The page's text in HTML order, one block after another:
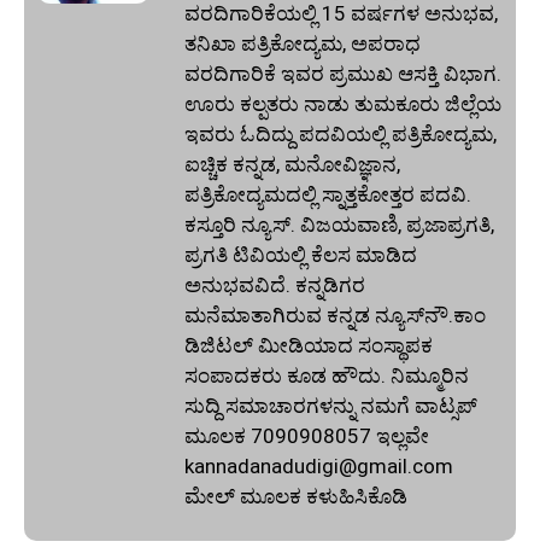
ವರದಿಗಾರಿಕೆಯಲ್ಲಿ 15 ವರ್ಷಗಳ ಅನುಭವ,
ತನಿಖಾ ಪತ್ರಿಕೋದ್ಯಮ, ಅಪರಾಧ
ವರದಿಗಾರಿಕೆ ಇವರ ಪ್ರಮುಖ ಆಸಕ್ತಿ ವಿಭಾಗ.
ಊರು ಕಲ್ಪತರು ನಾಡು ತುಮಕೂರು ಜಿಲ್ಲೆಯ
ಇವರು ಓದಿದ್ದು ಪದವಿಯಲ್ಲಿ ಪತ್ರಿಕೋದ್ಯಮ,
ಐಚ್ಚಿಕ ಕನ್ನಡ, ಮನೋವಿಜ್ಞಾನ,
ಪತ್ರಿಕೋದ್ಯಮದಲ್ಲಿ ಸ್ನಾತ್ತಕೋತ್ತರ ಪದವಿ.
ಕಸ್ತೂರಿ ನ್ಯೂಸ್‌. ವಿಜಯವಾಣಿ, ಪ್ರಜಾಪ್ರಗತಿ,
ಪ್ರಗತಿ ಟಿವಿಯಲ್ಲಿ ಕೆಲಸ ಮಾಡಿದ
ಅನುಭವವಿದೆ. ಕನ್ನಡಿಗರ
ಮನೆಮಾತಾಗಿರುವ ಕನ್ನಡ ನ್ಯೂಸ್‌ನೌ.ಕಾಂ
ಡಿಜಿಟಲ್‌ ಮೀಡಿಯಾದ ಸಂಸ್ಥಾಪಕ
ಸಂಪಾದಕರು ಕೂಡ ಹೌದು. ನಿಮ್ಮೂರಿನ
ಸುದ್ದಿ ಸಮಾಚಾರಗಳನ್ನು ನಮಗೆ ವಾಟ್ಸಪ್‌
ಮೂಲಕ 7090908057 ಇಲ್ಲವೇ
kannadanadudigi@gmail.com
ಮೇಲ್‌ ಮೂಲಕ ಕಳುಹಿಸಿಕೊಡಿ